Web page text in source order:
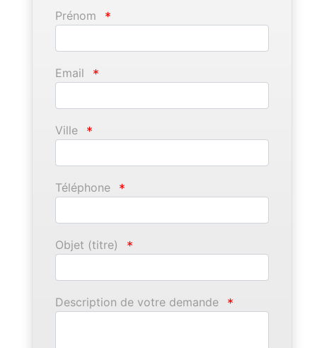
Prénom *
Email *
Ville *
Téléphone *
Objet (titre) *
Description de votre demande *